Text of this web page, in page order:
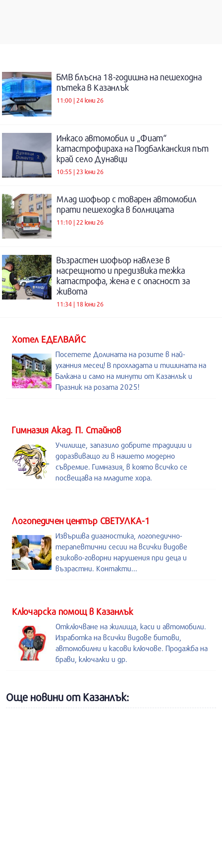
БМВ блъсна 18-годишна на пешеходна
пътека в Казанлък
11:00 | 24 юни 26
Инкасо автомобил и „Фиат“
катастрофираха на Подбалканския път
край село Дунавци
10:55 | 23 юни 26
Млад шофьор с товарен автомобил
прати пешеходка в болницата
11:10 | 22 юни 26
Възрастен шофьор навлезе в
насрещното и предизвика тежка
катастрофа, жена е с опасност за
живота
11:34 | 18 юни 26
Хотел ЕДЕЛВАЙС
Посетете Долината на розите в най-
уханния месец! В прохладата и тишината на
Балкана и само на минути от Казанлък и
Празник на розата 2025!
Гимназия Акад. П. Стайнов
Училище, запазило добрите традиции и
доразвиващо ги в нашето модерно
съвремие. Гимназия, в която всичко се
посвещава на младите хора.
Логопедичен център СВЕТУЛКА-1
Извършва диагностика, логопедично-
терапевтични сесии на всички видове
езиково-говорни нарушения при деца и
възрастни. Контакти...
Kлючарска помощ в Казанлък
Отключване на жилища, каси и автомобили.
Изработка на всички видове битови,
автомобилни и касови ключове. Продажба на
брави, ключалки и др.
Още новини от Казанлък: